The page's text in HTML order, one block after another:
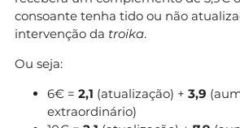
consoante tenha tido ou não
intervenção da troika.
Ou seja:
6€ = 2,1 (atualização) + 3,9
extraordinário)